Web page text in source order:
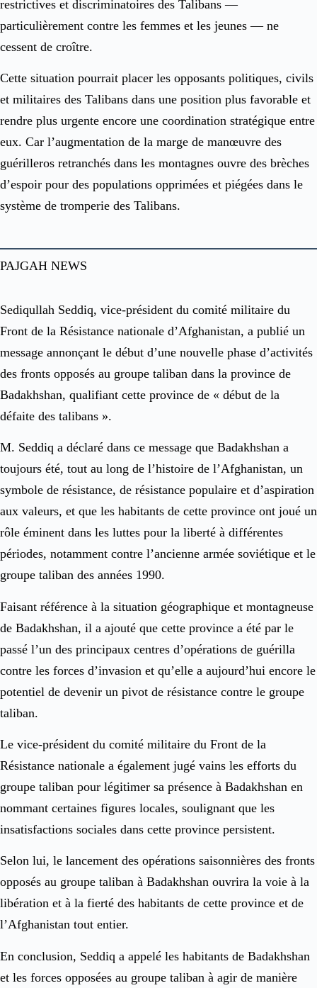
restrictives et discriminatoires des Talibans —
particulièrement contre les femmes et les jeunes — ne
cessent de croître.
Cette situation pourrait placer les opposants politiques, civils
et militaires des Talibans dans une position plus favorable et
rendre plus urgente encore une coordination stratégique entre
eux. Car l’augmentation de la marge de manœuvre des
guérilleros retranchés dans les montagnes ouvre des brèches
d’espoir pour des populations opprimées et piégées dans le
système de tromperie des Talibans.
PAJGAH NEWS
Sediqullah Seddiq, vice-président du comité militaire du
Front de la Résistance nationale d’Afghanistan, a publié un
message annonçant le début d’une nouvelle phase d’activités
des fronts opposés au groupe taliban dans la province de
Badakhshan, qualifiant cette province de « début de la
défaite des talibans ».
M. Seddiq a déclaré dans ce message que Badakhshan a
toujours été, tout au long de l’histoire de l’Afghanistan, un
symbole de résistance, de résistance populaire et d’aspiration
aux valeurs, et que les habitants de cette province ont joué un
rôle éminent dans les luttes pour la liberté à différentes
périodes, notamment contre l’ancienne armée soviétique et le
groupe taliban des années 1990.
Faisant référence à la situation géographique et montagneuse
de Badakhshan, il a ajouté que cette province a été par le
passé l’un des principaux centres d’opérations de guérilla
contre les forces d’invasion et qu’elle a aujourd’hui encore le
potentiel de devenir un pivot de résistance contre le groupe
taliban.
Le vice-président du comité militaire du Front de la
Résistance nationale a également jugé vains les efforts du
groupe taliban pour légitimer sa présence à Badakhshan en
nommant certaines figures locales, soulignant que les
insatisfactions sociales dans cette province persistent.
Selon lui, le lancement des opérations saisonnières des fronts
opposés au groupe taliban à Badakhshan ouvrira la voie à la
libération et à la fierté des habitants de cette province et de
l’Afghanistan tout entier.
En conclusion, Seddiq a appelé les habitants de Badakhshan
et les forces opposées au groupe taliban à agir de manière